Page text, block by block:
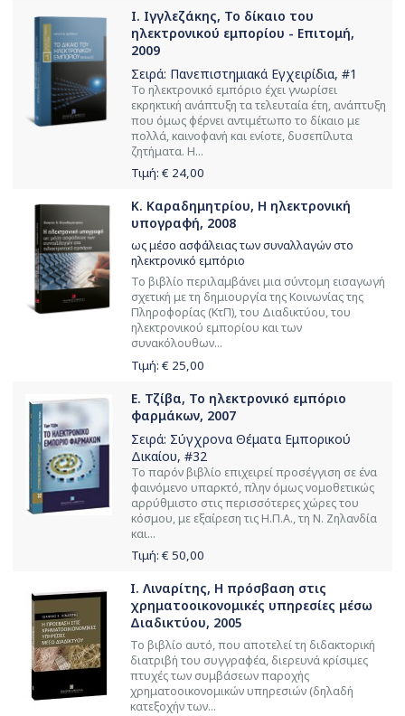
Ι. Ιγγλεζάκης, Το δίκαιο του
ηλεκτρονικού εμπορίου - Επιτομή,
2009
Σειρά: Πανεπιστημιακά Εγχειρίδια, #1
Το ηλεκτρονικό εμπόριο έχει γνωρίσει
εκρηκτική ανάπτυξη τα τελευταία έτη, ανάπτυξη
που όμως φέρνει αντιμέτωπο το δίκαιο με
πολλά, καινοφανή και ενίοτε, δυσεπίλυτα
ζητήματα. Η...
Τιμή: € 24,00
Κ. Καραδημητρίου, Η ηλεκτρονική
υπογραφή, 2008
ως μέσο ασφάλειας των συναλλαγών στο
ηλεκτρονικό εμπόριο
Το βιβλίο περιλαμβάνει μια σύντομη εισαγωγή
σχετική με τη δημιουργία της Κοινωνίας της
Πληροφορίας (ΚτΠ), του Διαδικτύου, του
ηλεκτρονικού εμπορίου και των
συνακόλουθων...
Τιμή: € 25,00
Ε. Τζίβα, Το ηλεκτρονικό εμπόριο
φαρμάκων, 2007
Σειρά: Σύγχρονα Θέματα Εμπορικού
Δικαίου, #32
Το παρόν βιβλίο επιχειρεί προσέγγιση σε ένα
φαινόμενο υπαρκτό, πλην όμως νομοθετικώς
αρρύθμιστο στις περισσότερες χώρες του
κόσμου, με εξαίρεση τις Η.Π.Α., τη Ν. Ζηλανδία
και...
Τιμή: € 50,00
Ι. Λιναρίτης, Η πρόσβαση στις
χρηματοοικονομικές υπηρεσίες μέσω
Διαδικτύου, 2005
Το βιβλίο αυτό, που αποτελεί τη διδακτορική
διατριβή του συγγραφέα, διερευνά κρίσιμες
πτυχές των συμβάσεων παροχής
χρηματοοικονομικών υπηρεσιών (δηλαδή
κατεξοχήν των...